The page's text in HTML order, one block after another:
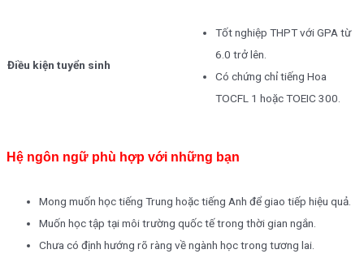
Điều kiện tuyển sinh
Tốt nghiệp THPT với GPA từ
6.0 trở lên.
Có chứng chỉ tiếng Hoa
TOCFL 1 hoặc TOEIC 300.
Hệ ngôn ngữ phù hợp với những bạn
Mong muốn học tiếng Trung hoặc tiếng Anh để giao tiếp hiệu quả.
Muốn học tập tại môi trường quốc tế trong thời gian ngắn.
Chưa có định hướng rõ ràng về ngành học trong tương lai.